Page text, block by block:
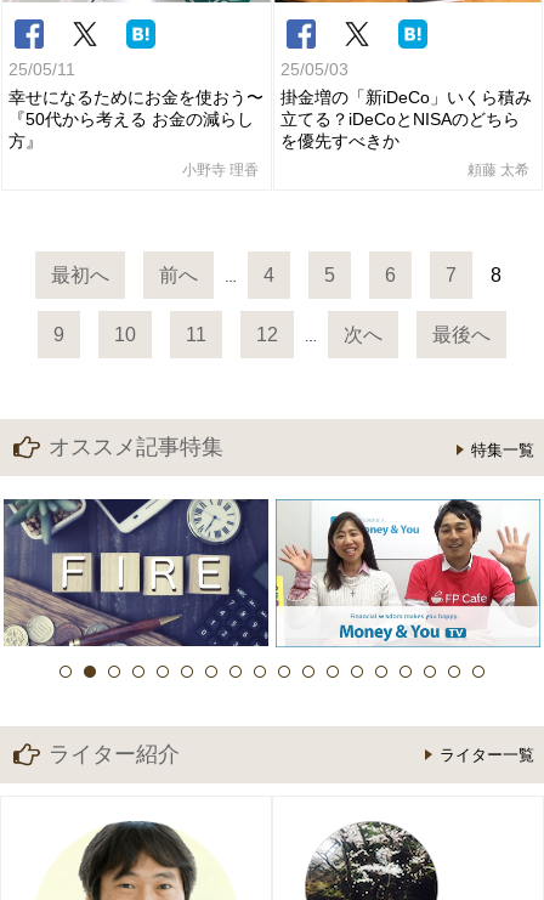
25/05/11
幸せになるためにお金を使おう〜
『50代から考える お金の減らし
方』
小野寺 理香
25/05/03
掛金増の「新iDeCo」いくら積み
立てる？iDeCoとNISAのどちら
を優先すべきか
頼藤 太希
最初へ 前へ … 4 5 6 7 8
9 10 11 12 … 次へ 最後へ
オススメ記事特集 特集一覧
ライター紹介 ライター一覧